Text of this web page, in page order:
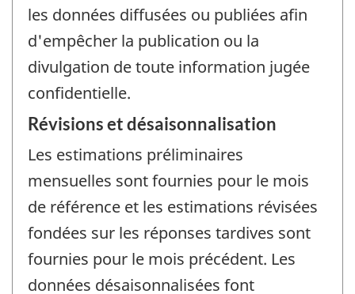
les données diffusées ou publiées afin
d'empêcher la publication ou la
divulgation de toute information jugée
confidentielle.
Révisions et désaisonnalisation
Les estimations préliminaires
mensuelles sont fournies pour le mois
de référence et les estimations révisées
fondées sur les réponses tardives sont
fournies pour le mois précédent. Les
données désaisonnalisées font